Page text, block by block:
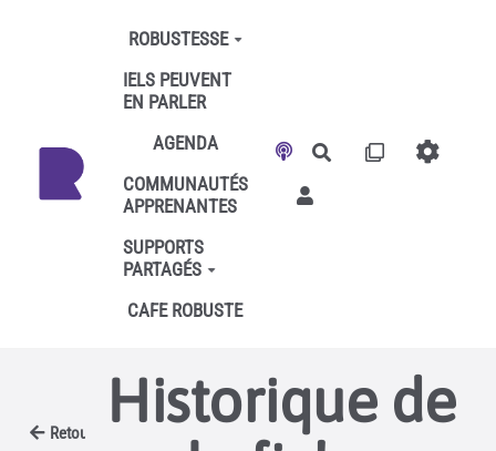
Aller au contenu principal
ROBUSTESSE
IELS PEUVENT
EN PARLER
AGENDA
COMMUNAUTÉS
APPRENANTES
SUPPORTS
PARTAGÉS
CAFE ROBUSTE
Rechercher
Retour
Historique de